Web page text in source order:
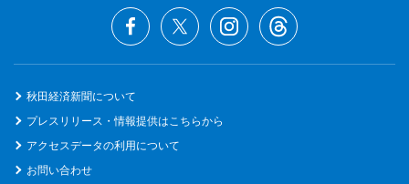
秋田経済新聞について
プレスリリース・情報提供はこちらから
アクセスデータの利用について
お問い合わせ